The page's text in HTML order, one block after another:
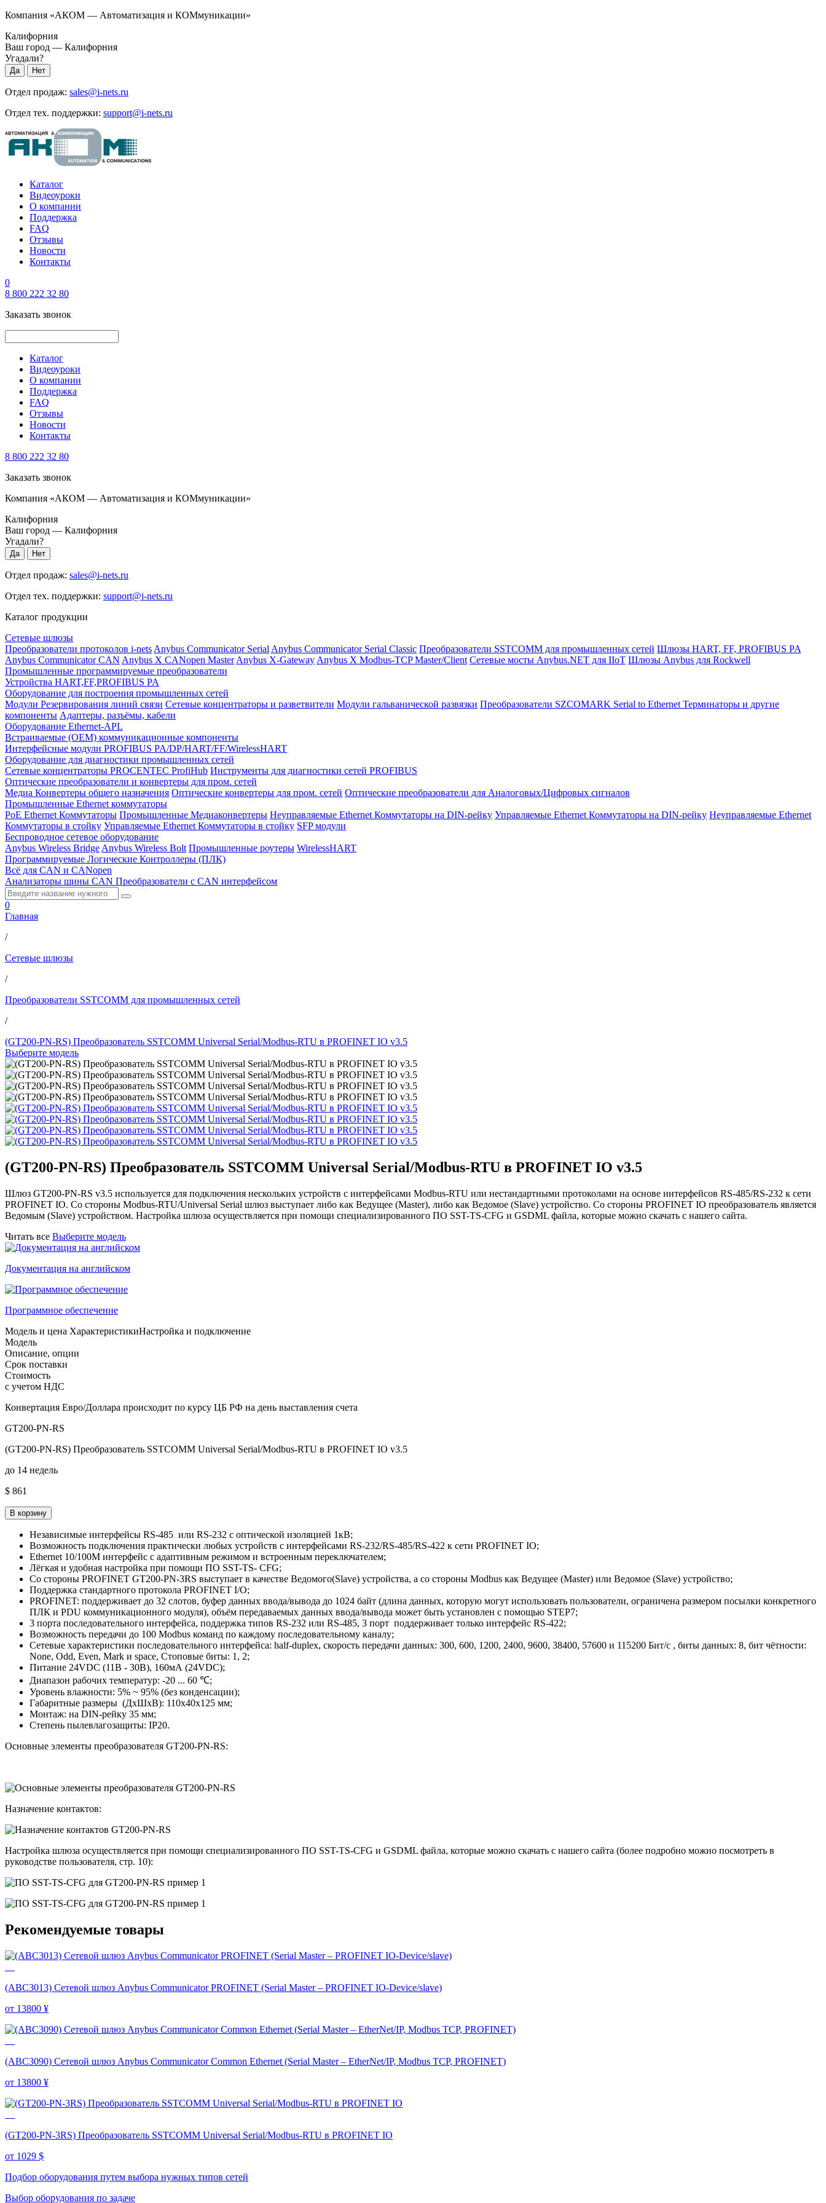
Компания «АКОМ — Автоматизация и КОМмуникации»
Калифорния
Ваш город — Калифорния
Угадали?
Отдел продаж: sales@i-nets.ru
Отдел тех. поддержки: support@i-nets.ru
Каталог
Видеоуроки
О компании
Поддержка
FAQ
Отзывы
Новости
Контакты
0
8 800 222 32 80
Заказать звонок
Каталог
Видеоуроки
О компании
Поддержка
FAQ
Отзывы
Новости
Контакты
8 800 222 32 80
Заказать звонок
Компания «АКОМ — Автоматизация и КОМмуникации»
Калифорния
Ваш город — Калифорния
Угадали?
Отдел продаж: sales@i-nets.ru
Отдел тех. поддержки: support@i-nets.ru
Каталог продукции
Сетевые шлюзы
Преобразователи протоколов i-nets Anybus Communicator Serial Anybus Communicator Serial Classic Преобразователи SSTCOMM для промышленных сетей Шлюзы HART, FF, PROFIBUS PA
Anybus Communicator CAN Anybus X CANopen Master Anybus X-Gateway Anybus X Modbus-TCP Master/Client Сетевые мосты Anybus.NET для IIoT Шлюзы Anybus для Rockwell
Промышленные программируемые преобразователи
Устройства HART,FF,PROFIBUS PA
Оборудование для построения промышленных сетей
Модули Резервирования линий связи Сетевые концентраторы и разветвители Модули гальванической развязки Преобразователи SZCOMARK Serial to Ethernet Терминаторы и другие
компоненты Адаптеры, разъёмы, кабели
Оборудование Ethernet-APL
Встраиваемые (OEM) коммуникационные компоненты
Интерфейсные модули PROFIBUS PA/DP/HART/FF/WirelessHART
Оборудование для диагностики промышленных сетей
Сетевые концентраторы PROCENTEC ProfiHub Инструменты для диагностики сетей PROFIBUS
Оптические преобразователи и конвертеры для пром. сетей
Медиа Конвертеры общего назначения Оптические конвертеры для пром. сетей Оптические преобразователи для Аналоговых/Цифровых сигналов
Промышленные Ethernet коммутаторы
PoE Ethernet Коммутаторы Промышленные Медиаконвертеры Неуправляемые Ethernet Коммутаторы на DIN-рейку Управляемые Ethernet Коммутаторы на DIN-рейку Неуправляемые Ethernet
Коммутаторы в стойку Управляемые Ethernet Коммутаторы в стойку SFP модули
Беспроводное сетевое оборудование
Anybus Wireless Bridge Anybus Wireless Bolt Промышленные роутеры WirelessHART
Программируемые Логические Контроллеры (ПЛК)
Всё для CAN и CANopen
Анализаторы шины CAN Преобразователи с CAN интерфейсом
0
Главная
/
Сетевые шлюзы
/
Преобразователи SSTCOMM для промышленных сетей
/
(GT200-PN-RS) Преобразователь SSTCOMM Universal Serial/Modbus-RTU в PROFINET IO v3.5
Выберите модель
(GT200-PN-RS) Преобразователь SSTCOMM Universal Serial/Modbus-RTU в PROFINET IO v3.5
Шлюз GT200-PN-RS v3.5 используется для подключения нескольких устройств с интерфейсами Modbus-RTU или нестандартными протоколами на основе интерфейсов RS-485/RS-232 к сети
PROFINET IO. Со стороны Modbus-RTU/Universal Serial шлюз выступает либо как Ведущее (Master), либо как Ведомое (Slave) устройство. Со стороны PROFINET IO преобразователь является
Ведомым (Slave) устройством. Настройка шлюза осуществляется при помощи специализированного ПО SST-TS-CFG и GSDML файла, которые можно скачать с нашего сайта.
Читать все Выберите модель
Документация на английском
Программное обеспечение
Модель и цена ХарактеристикиНастройка и подключение
Модель
Описание, опции
Срок поставки
Стоимость
с учетом НДС
Конвертация Евро/Доллара происходит по курсу ЦБ РФ на день выставления счета
GT200-PN-RS
(GT200-PN-RS) Преобразователь SSTCOMM Universal Serial/Modbus-RTU в PROFINET IO v3.5
до 14 недель
$ 861
В корзину
Независимые интерфейсы RS-485 или RS-232 с оптической изоляцией 1кВ;
Возможность подключения практически любых устройств с интерфейсами RS-232/RS-485/RS-422 к сети PROFINET IO;
Ethernet 10/100M интерфейс с адаптивным режимом и встроенным переключателем;
Лёгкая и удобная настройка при помощи ПО SST-TS- CFG;
Со стороны PROFINET GT200-PN-3RS выступает в качестве Ведомого(Slave) устройства, а со стороны Modbus как Ведущее (Master) или Ведомое (Slave) устройство;
Поддержка стандартного протокола PROFINET I/O;
PROFINET: поддерживает до 32 слотов, буфер данных ввода/вывода до 1024 байт (длина данных, которую могут использовать пользователи, ограничена размером посылки конкретного
ПЛК и PDU коммуникационного модуля), объём передаваемых данных ввода/вывода может быть установлен с помощью STEP7;
3 порта последовательного интерфейса, поддержка типов RS-232 или RS-485, 3 порт поддерживает только интерфейс RS-422;
Возможность передачи до 100 Modbus команд по каждому последовательному каналу;
Сетевые характеристики последовательного интерфейса: half-duplex, скорость передачи данных: 300, 600, 1200, 2400, 9600, 38400, 57600 и 115200 Бит/с , биты данных: 8, бит чётности:
None, Odd, Even, Mark и space, Стоповые биты: 1, 2;
Питание 24VDC (11В - 30В), 160мА (24VDC);
Диапазон рабочих температур: -20 ... 60 ℃;
Уровень влажности: 5% ~ 95% (без конденсации);
Габаритные размеры (ДхШхВ): 110х40х125 мм;
Монтаж: на DIN-рейку 35 мм;
Степень пылевлагозащиты: IP20.
Основные элементы преобразователя GT200-PN-RS:
Назначение контактов:
Настройка шлюза осуществляется при помощи специализированного ПО SST-TS-CFG и GSDML файла, которые можно скачать с нашего сайта (более подробно можно посмотреть в
руководстве пользователя, стр. 10):
Рекомендуемые товары
(ABC3013) Сетевой шлюз Anybus Communicator PROFINET (Serial Master – PROFINET IO-Device/slave)
от 13800 ¥
(ABC3090) Сетевой шлюз Anybus Communicator Common Ethernet (Serial Master – EtherNet/IP, Modbus TCP, PROFINET)
от 13800 ¥
(GT200-PN-3RS) Преобразователь SSTCOMM Universal Serial/Modbus-RTU в PROFINET IO
от 1029 $
Подбор оборудования путем выбора нужных типов сетей
Выбор оборудования по задаче